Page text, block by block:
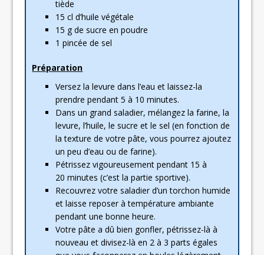
tiède
15 cl d’huile végétale
15 g de sucre en poudre
1 pincée de sel
Préparation
Versez la levure dans l’eau et laissez-la
prendre pendant 5 à 10 minutes.
Dans un grand saladier, mélangez la farine, la
levure, l’huile, le sucre et le sel (en fonction de
la texture de votre pâte, vous pourrez ajoutez
un peu d’eau ou de farine).
Pétrissez vigoureusement pendant 15 à
20 minutes (c’est la partie sportive).
Recouvrez votre saladier d’un torchon humide
et laisse reposer à température ambiante
pendant une bonne heure.
Votre pâte a dû bien gonfler, pétrissez-là à
nouveau et divisez-là en 2 à 3 parts égales